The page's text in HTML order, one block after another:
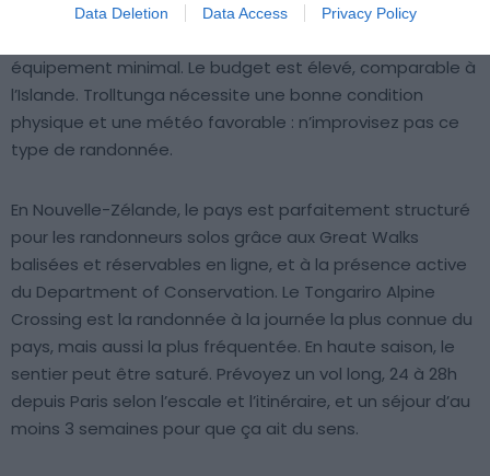
Data Deletion Data Access Privacy Policy
réseau de cabanes DNT de l’association de randonnée
équipement minimal. Le budget est élevé, comparable à
l’Islande. Trolltunga nécessite une bonne condition
physique et une météo favorable : n’improvisez pas ce
type de randonnée.
En Nouvelle-Zélande, le pays est parfaitement structuré
pour les randonneurs solos grâce aux Great Walks
balisées et réservables en ligne, et à la présence active
du Department of Conservation. Le Tongariro Alpine
Crossing est la randonnée à la journée la plus connue du
pays, mais aussi la plus fréquentée. En haute saison, le
sentier peut être saturé. Prévoyez un vol long, 24 à 28h
depuis Paris selon l’escale et l’itinéraire, et un séjour d’au
moins 3 semaines pour que ça ait du sens.